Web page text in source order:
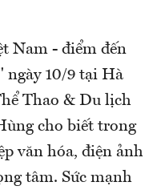
Nam - điểm đến
ngày 10/9 tại Hà
Thao & Du lịch
cho biết trong
văn hóa, điện ảnh
tâm. Sức mạnh